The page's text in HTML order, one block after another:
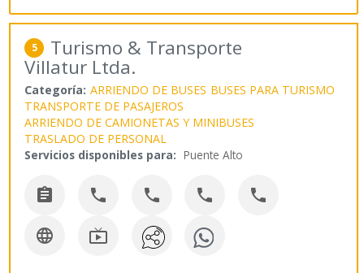
5 Turismo & Transporte
Villatur Ltda.
Categoría: ARRIENDO DE BUSES BUSES PARA TURISMO
TRANSPORTE DE PASAJEROS
ARRIENDO DE CAMIONETAS Y MINIBUSES
TRASLADO DE PERSONAL
Servicios disponibles para: Puente Alto
    
 